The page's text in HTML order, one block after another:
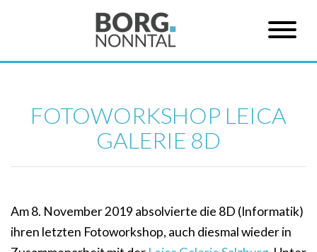
FOTOWORKSHOP LEICA
GALERIE 8D
Am 8. November 2019 absolvierte die 8D (Informatik)
ihren letzten Fotoworkshop, auch diesmal wieder in